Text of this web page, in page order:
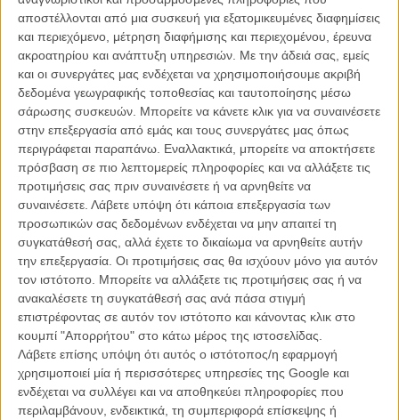
αποστέλλονται από μια συσκευή για εξατομικευμένες διαφημίσεις
και περιεχόμενο, μέτρηση διαφήμισης και περιεχομένου, έρευνα
ακροατηρίου και ανάπτυξη υπηρεσιών. Με την άδειά σας, εμείς
και οι συνεργάτες μας ενδέχεται να χρησιμοποιήσουμε ακριβή
δεδομένα γεωγραφικής τοποθεσίας και ταυτοποίησης μέσω
σάρωσης συσκευών. Μπορείτε να κάνετε κλικ για να συναινέσετε
στην επεξεργασία από εμάς και τους συνεργάτες μας όπως
περιγράφεται παραπάνω. Εναλλακτικά, μπορείτε να αποκτήσετε
πρόσβαση σε πιο λεπτομερείς πληροφορίες και να αλλάξετε τις
προτιμήσεις σας πριν συναινέσετε ή να αρνηθείτε να
συναινέσετε. Λάβετε υπόψη ότι κάποια επεξεργασία των
προσωπικών σας δεδομένων ενδέχεται να μην απαιτεί τη
συγκατάθεσή σας, αλλά έχετε το δικαίωμα να αρνηθείτε αυτήν
την επεξεργασία. Οι προτιμήσεις σας θα ισχύουν μόνο για αυτόν
τον ιστότοπο. Μπορείτε να αλλάξετε τις προτιμήσεις σας ή να
ανακαλέσετε τη συγκατάθεσή σας ανά πάσα στιγμή
επιστρέφοντας σε αυτόν τον ιστότοπο και κάνοντας κλικ στο
κουμπί "Απορρήτου" στο κάτω μέρος της ιστοσελίδας.
Λάβετε επίσης υπόψη ότι αυτός ο ιστότοπος/η εφαρμογή
χρησιμοποιεί μία ή περισσότερες υπηρεσίες της Google και
ενδέχεται να συλλέγει και να αποθηκεύει πληροφορίες που
περιλαμβάνουν, ενδεικτικά, τη συμπεριφορά επίσκεψης ή
ο Κυριάκος είναι ο κεντρικός ήρωας.»
Η Δάφνη Ματζιαράκη, νεαρή δημοσιογράφος που ολοκληρώνει τις
σπουδές της στο Μπέρκλεϊ κέρδισε με το «4.1 Miles» ένα από τα
φετινά φοιτητικά Οσκαρ που δίνονται κάθε χρόνο σε σπουδαστές
αμερικανικών πανεπιστημίων, καταγράφοντας τις μικρές ή μεγάλες
τραγωδίες που εκτυλίσσονται καθημερινά στη Μεσόγειο.
Διαβάστε εδώ περισσότερα για τη Δάφνη Ματζιαράκη και τη
μεγάλη της επιτυχία να κερδίσει ένα από τα σπουδαστικά
Οσκαρ του 2016
To «4.1 Miles» έκανε τη φεστιβαλική του πρεμιέρα στο Φεστιβάλ του
Τελιουράιντ το Σεπτέμβριο που μας πέρασε και τώρα βρίσκεται
online στο site της εφημερίδας New York Times. Δείτε το εδώ: